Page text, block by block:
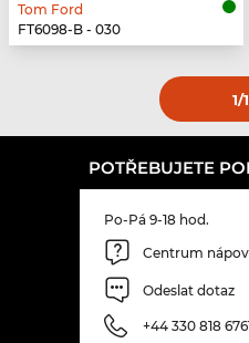
Tom Ford
FT6098-B - 030
1/
POTŘEBUJETE
Po-Pá 9-18 hod.
Centrum
Odeslat dotaz
+44 330 818